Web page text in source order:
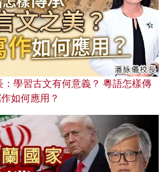
學習古文有何意義？ 粵語怎樣傳
如何應用？